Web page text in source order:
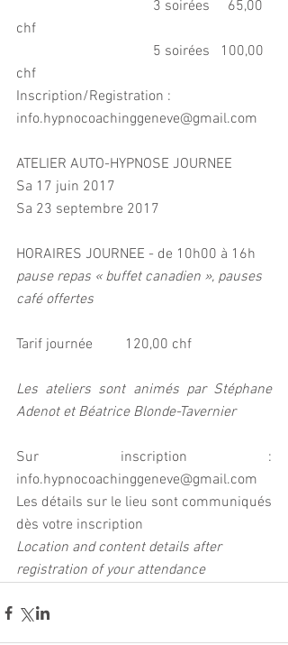
chf
chf
Inscription/Registration :
info.hypnocoachinggeneve@gmail.com
ATELIER AUTO-HYPNOSE JOURNEE
Sa 17 juin 2017
Sa 23 septembre 2017
HORAIRES JOURNEE - de 10h00 à 16h
pause repas « buffet canadien », pauses
café offertes
Tarif journée         120,00 chf
Les ateliers sont animés par Stéphane
Adenot et Béatrice Blonde-Tavernier
Sur inscription :
info.hypnocoachinggeneve@gmail.com
Les détails sur le lieu sont communiqués
dès votre inscription
Location and content details after
registration of your attendance